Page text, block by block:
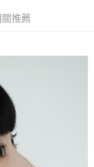
至「AFTEE先享後付」
帳。
結，可透過四大超商／
完成。
推薦